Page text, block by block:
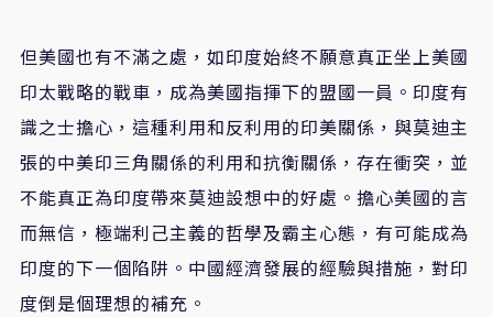
但美國也有不滿之處，如印度始終不願意真正坐上美國
印太戰略的戰車，成為美國指揮下的盟國一員。印度有
識之士擔心，這種利用和反利用的印美關係，與莫迪主
張的中美印三角關係的利用和抗衡關係，存在衝突，並
不能真正為印度帶來莫迪設想中的好處。擔心美國的言
而無信，極端利己主義的哲學及霸主心態，有可能成為
印度的下一個陷阱。中國經濟發展的經驗與措施，對印
度倒是個理想的補充。